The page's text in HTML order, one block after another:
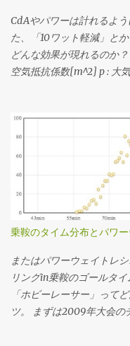
斜面 or 下りの速度) 中央
見たうえで、普段山を登
ア比と速度に当てはめた
るものを選定する流れで
原とか。あと鳥海山の1st
させたくない場合はフロ
だり。 ギア比とケイデン
どのその他装備が2kgと、
はグラフを画像として表
で書いていてインタラク
要に応じて下記のソース
ワーは総重量から計算し
と大きいと機材重量の影
イトレシオが同じでも少
と機材の軽量化はライダ
とめたエントリは こちら 。
CdAやパワーは計れるよ
た、「10ワット軽減」と
どんな効果が現れるのか
空気抵抗係数[m^2] p : 大
パワーからCdAを求める
(0.5・p・v^3) 3. CdAとパ
式の解の公式でゴニョる)
w ・-1 v = 1 / (6・a)・((4
a^2・d^2 + 4・a・
(27・a^2・d^2 + 4・a・
計算できる。いずれも平
1.226kg/m^3、Crr=0.004
て、CdA=0.215で速度
式で w = 0.5・0.215・
209.07 同様に速度
の式で CdA = (209.07 -
乗鞍のタイム分布とパワ
またはパワーウェイトレ
リングin乗鞍のゴールタ
「ホビーレーサー」って
ツ。 まずは2009年大会の